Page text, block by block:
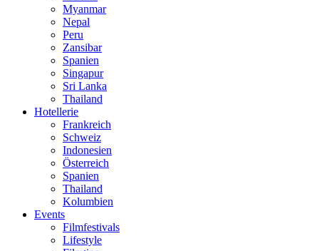
Myanmar
Nepal
Peru
Zansibar
Spanien
Singapur
Sri Lanka
Thailand
Hotellerie
Frankreich
Schweiz
Indonesien
Österreich
Spanien
Thailand
Kolumbien
Events
Filmfestivals
Lifestyle